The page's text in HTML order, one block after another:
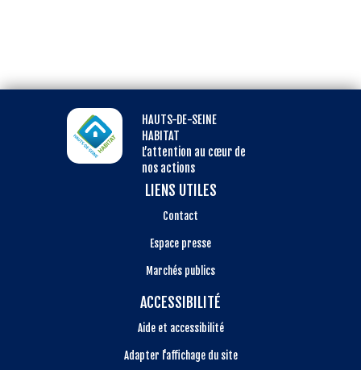
HAUTS-DE-SEINE
HABITAT
L’attention au cœur de
nos actions
LIENS UTILES
Contact
Espace presse
Marchés publics
ACCESSIBILITÉ
Aide et accessibilité
Adapter l'affichage du site